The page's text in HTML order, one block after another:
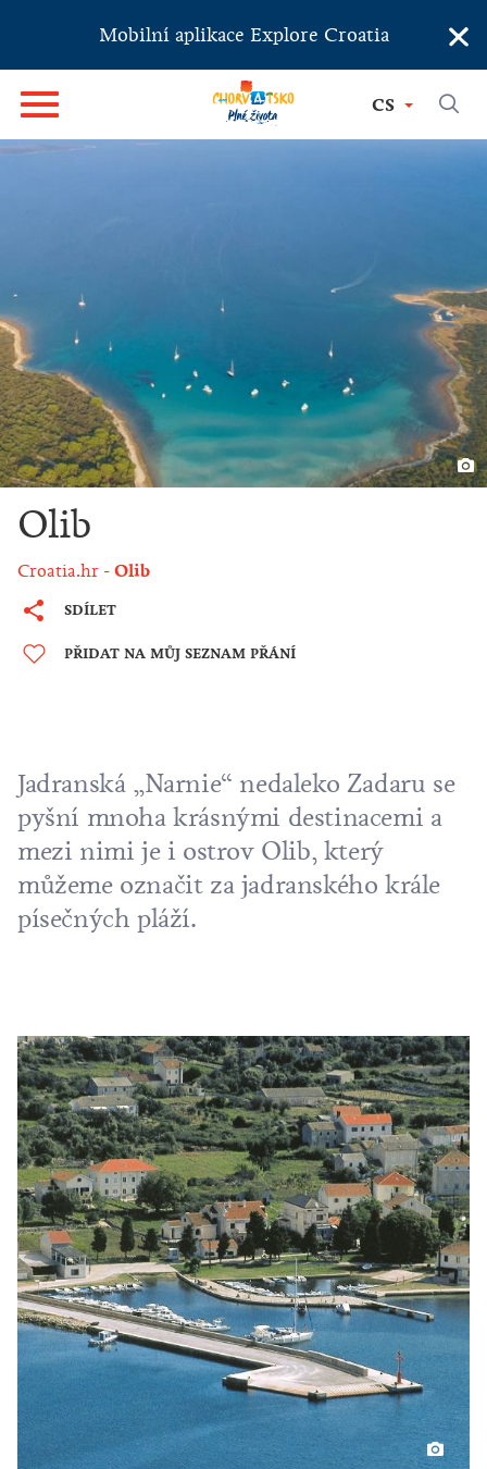
Mobilní aplikace Explore Croatia ×
CS
Olib
Croatia.hr Olib
SDÍLET
PŘIDAT NA MŮJ SEZNAM PŘÁNÍ
Jadranská „Narnie“ nedaleko Zadaru se
pyšní mnoha krásnými destinacemi a
mezi nimi je i ostrov Olib, který
můžeme označit za jadranského krále
písečných pláží.